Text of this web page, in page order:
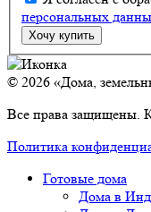
персональных
© 2026 «Дома,
Все права защищены.
Политика
Готовые дома
Дома в